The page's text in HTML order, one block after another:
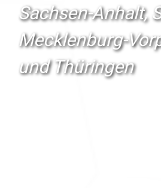
Sachsen-Anhalt,
Mecklenburg-
und Thüringen